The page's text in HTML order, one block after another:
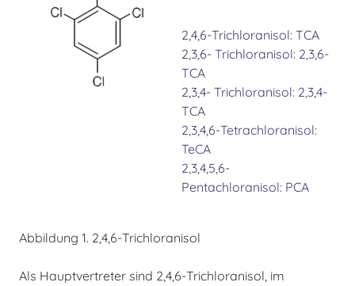
2,4,6-Trichloranisol: TCA
2,3,6- Trichloranisol: 2,3,6-
TCA
2,3,4- Trichloranisol: 2,3,4-
TCA
2,3,4,6-Tetrachloranisol:
TeCA
2,3,4,5,6-
Pentachloranisol: PCA
Abbildung 1. 2,4,6-Trichloranisol
Als Hauptvertreter sind 2,4,6-Trichloranisol, im